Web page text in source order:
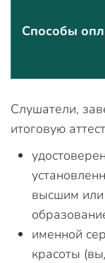
Способы
Слушатели,
итоговую
высшим
именной
красоты